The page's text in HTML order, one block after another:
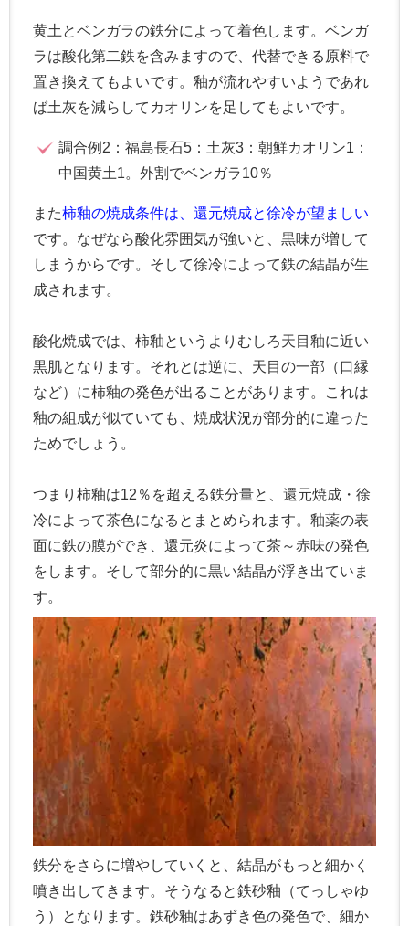
黄土とベンガラの鉄分によって着色します。ベンガ
ラは酸化第二鉄を含みますので、代替できる原料で
置き換えてもよいです。釉が流れやすいようであれ
ば土灰を減らしてカオリンを足してもよいです。
調合例2：福島長石5：土灰3：朝鮮カオリン1：
中国黄土1。外割でベンガラ10％
また柿釉の焼成条件は、還元焼成と徐冷が望ましい
です。なぜなら酸化雰囲気が強いと、黒味が増して
しまうからです。そして徐冷によって鉄の結晶が生
成されます。
酸化焼成では、柿釉というよりむしろ天目釉に近い
黒肌となります。それとは逆に、天目の一部（口縁
など）に柿釉の発色が出ることがあります。これは
釉の組成が似ていても、焼成状況が部分的に違った
ためでしょう。
つまり柿釉は12％を超える鉄分量と、還元焼成・徐
冷によって茶色になるとまとめられます。釉薬の表
面に鉄の膜ができ、還元炎によって茶～赤味の発色
をします。そして部分的に黒い結晶が浮き出ていま
す。
鉄分をさらに増やしていくと、結晶がもっと細かく
噴き出してきます。そうなると鉄砂釉（てっしゃゆ
う）となります。鉄砂釉はあずき色の発色で、細か